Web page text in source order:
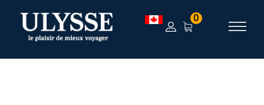
TEST 0